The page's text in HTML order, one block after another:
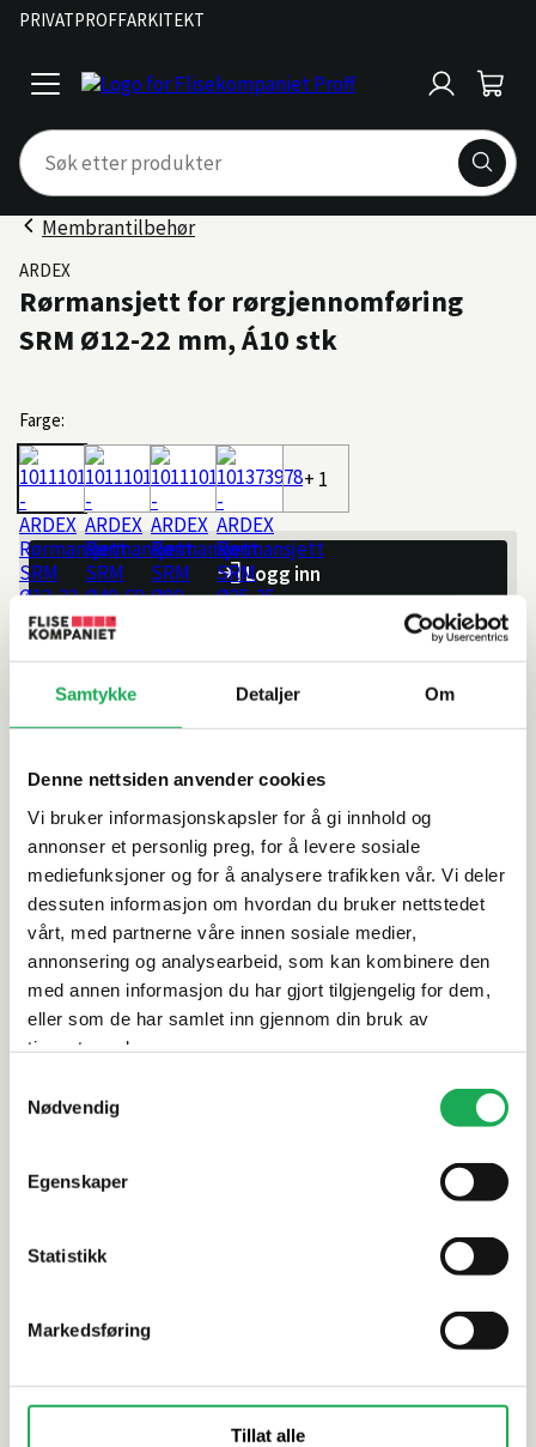
Samtykke Detaljer Om
Denne nettsiden anvender cookies
Vi bruker informasjonskapsler for å gi innhold og
annonser et personlig preg, for å levere sosiale
mediefunksjoner og for å analysere trafikken vår. Vi deler
dessuten informasjon om hvordan du bruker nettstedet
vårt, med partnerne våre innen sosiale medier,
annonsering og analysearbeid, som kan kombinere den
med annen informasjon du har gjort tilgjengelig for dem,
eller som de har samlet inn gjennom din bruk av
tjenestene deres.
Nødvendig
Egenskaper
Statistikk
Markedsføring
Tillat alle
PRIVATPROFFARKITEKT
open
menu
inn
Membrantilbehør
ARDEX
Rørmansjett for rørgjennomføring
SRM Ø12-22 mm, Á10 stk
Farge:
+ 1
Logg inn
Artikkelnr. 101110177
Produktinformasjon
Spesifikasjoner
Leveringsinformasjon
Dokumentasjon
Alternative produkter
Selvklebende slukmansjett STA
Ø32-55
PCI